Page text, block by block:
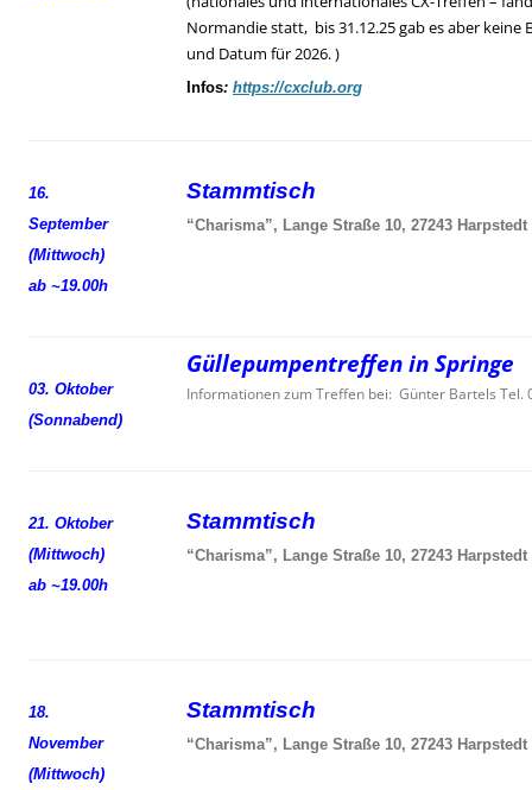
Normandie statt, bis 31.12.25 gab es aber keine
und Datum für 2026. )
Infos: https://cxclub.org
16.
September
(Mittwoch)
ab ~19.00h
Stammtisch
“Charisma”, Lange Straße 10, 27243 Harpstedt
03. Oktober
(Sonnabend)
Güllepumpentreffen in Springe
Informationen zum Treffen bei: Günter Bartels Tel.
21. Oktober
(Mittwoch)
ab ~19.00h
Stammtisch
“Charisma”, Lange Straße 10, 27243 Harpstedt
18.
November
(Mittwoch)
Stammtisch
“Charisma”, Lange Straße 10, 27243 Harpstedt